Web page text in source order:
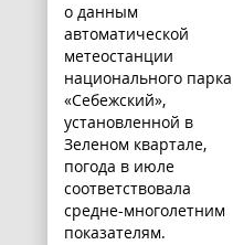
о данным
автоматической
метеостанции
национального парка
«Себежский»,
установленной в
Зеленом квартале,
погода в июле
соответствовала
средне-многолетним
показателям.